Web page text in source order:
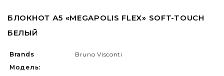
БЛОКНОТ А5 «MEGAPOLIS FLEX» SOFT-TOUCH
БЕЛЫЙ
Brands
Bruno Visconti
Модель: